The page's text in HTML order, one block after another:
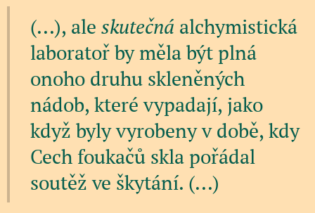
(...), ale skutečná alchymistická
laboratoř by měla být plná
onoho druhu skleněných
nádob, které vypadají, jako
když byly vyrobeny v době, kdy
Cech foukačů skla pořádal
soutěž ve škytání. (...)